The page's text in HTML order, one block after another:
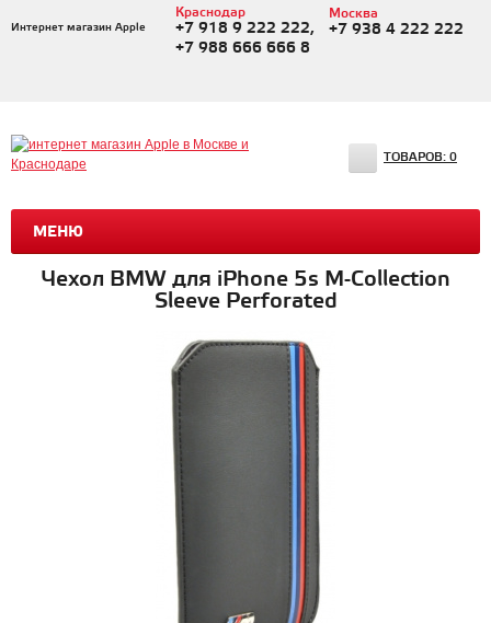
Интернет магазин Apple
Краснодар
+7 918 9 222 222,
+7 988 666 666 8
Москва
+7 938 4 222 222
МЕНЮ
ТОВАРОВ: 0
Чехол BMW для iPhone 5s M-Collection
Sleeve Perforated